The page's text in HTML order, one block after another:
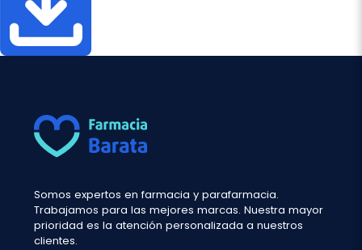
Somos expertos en farmacia y parafarmacia.
Trabajamos para las mejores marcas. Nuestra mayor
prioridad es la atención personalizada a nuestros
clientes.